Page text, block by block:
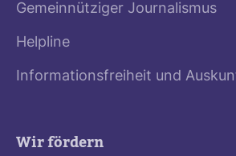
Gemeinnütziger Journalismus
Helpline
Informationsfreiheit und
Wir fördern